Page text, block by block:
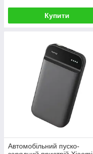
Купити
Автомобільний пуско-